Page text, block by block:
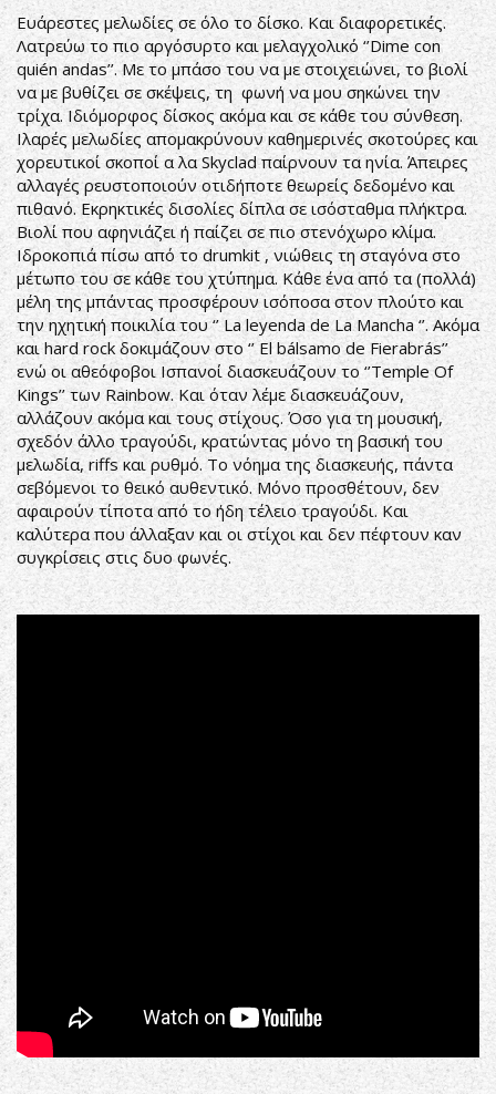
Ευάρεστες μελωδίες σε όλο το δίσκο. Και διαφορετικές.
Λατρεύω το πιο αργόσυρτο και μελαγχολικό ‘’Dime con
quién andas’’. Με το μπάσο του να με στοιχειώνει, το βιολί
να με βυθίζει σε σκέψεις, τη φωνή να μου σηκώνει την
τρίχα. Ιδιόμορφος δίσκος ακόμα και σε κάθε του σύνθεση.
Ιλαρές μελωδίες απομακρύνουν καθημερινές σκοτούρες και
χορευτικοί σκοποί α λα Skyclad παίρνουν τα ηνία. Άπειρες
αλλαγές ρευστοποιούν οτιδήποτε θεωρείς δεδομένο και
πιθανό. Εκρηκτικές δισολίες δίπλα σε ισόσταθμα πλήκτρα.
Βιολί που αφηνιάζει ή παίζει σε πιο στενόχωρο κλίμα.
Ιδροκοπιά πίσω από το drumkit , νιώθεις τη σταγόνα στο
μέτωπο του σε κάθε του χτύπημα. Κάθε ένα από τα (πολλά)
μέλη της μπάντας προσφέρουν ισόποσα στον πλούτο και
την ηχητική ποικιλία του ‘’ La leyenda de La Mancha ‘’. Ακόμα
και hard rock δοκιμάζουν στο ‘’ El bálsamo de Fierabrás’’
ενώ οι αθεόφοβοι Ισπανοί διασκευάζουν το ‘’Temple Of
Kings’’ των Rainbow. Και όταν λέμε διασκευάζουν,
αλλάζουν ακόμα και τους στίχους. Όσο για τη μουσική,
σχεδόν άλλο τραγούδι, κρατώντας μόνο τη βασική του
μελωδία, riffs και ρυθμό. Το νόημα της διασκευής, πάντα
σεβόμενοι το θεικό αυθεντικό. Μόνο προσθέτουν, δεν
αφαιρούν τίποτα από το ήδη τέλειο τραγούδι. Και
καλύτερα που άλλαξαν και οι στίχοι και δεν πέφτουν καν
συγκρίσεις στις δυο φωνές.